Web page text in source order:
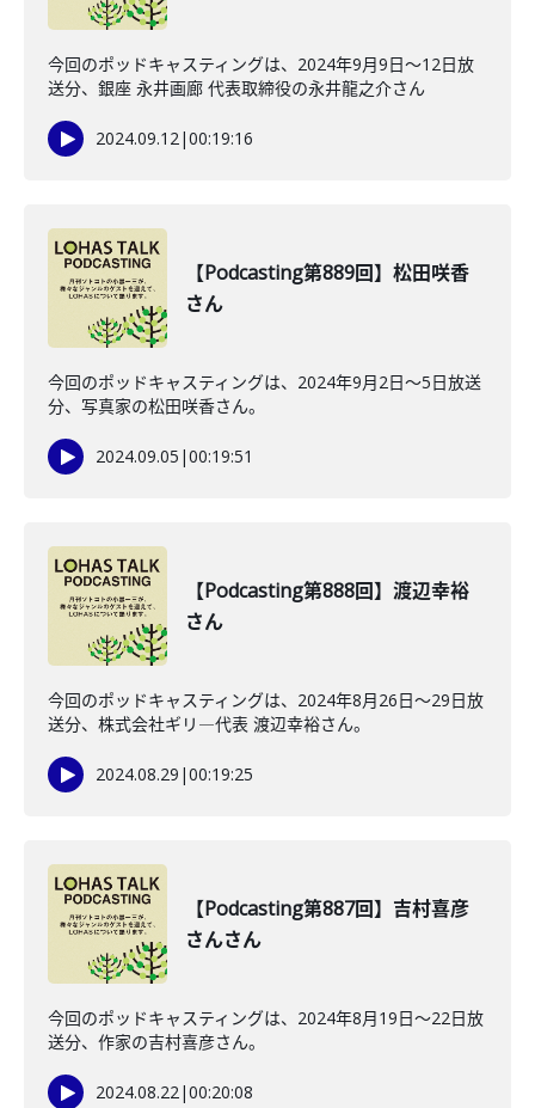
今回のポッドキャスティングは、2024年9月9日〜12日放
送分、銀座 永井画廊 代表取締役の永井龍之介さん
2024.09.12|00:19:16
【Podcasting第889回】松田咲香
さん
今回のポッドキャスティングは、2024年9月2日〜5日放送
分、写真家の松田咲香さん。
2024.09.05 |00:19:51
【Podcasting第888回】渡辺幸裕
さん
今回のポッドキャスティングは、2024年8月26日〜29日放
送分、株式会社ギリ―代表 渡辺幸裕さん。
2024.08.29 |00:19:25
【Podcasting第887回】吉村喜彦
さんさん
今回のポッドキャスティングは、2024年8月19日〜22日放
送分、作家の吉村喜彦さん。
2024.08.22|00:20:08